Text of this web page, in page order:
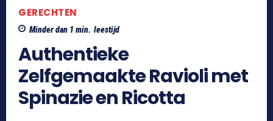
GERECHTEN
Minder dan 1 min. leestijd
Authentieke
Zelfgemaakte Ravioli met
Spinazie en Ricotta